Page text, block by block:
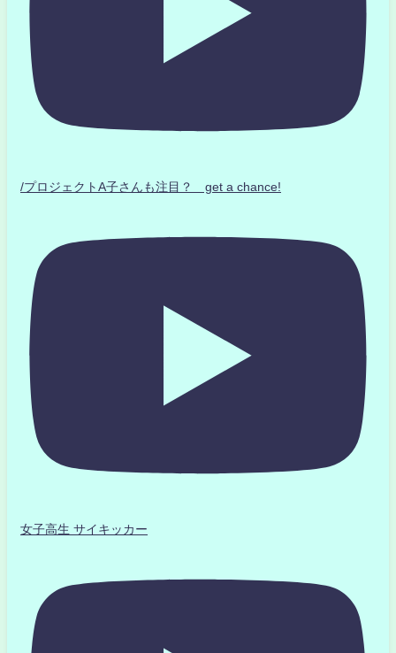
/プロジェクトA子さんも注目？ get a chance!
女子高生 サイキッカー